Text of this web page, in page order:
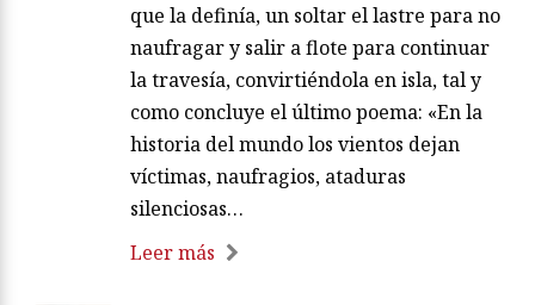
que la definía, un soltar el lastre para no
naufragar y salir a flote para continuar
la travesía, convirtiéndola en isla, tal y
como concluye el último poema: «En la
historia del mundo los vientos dejan
víctimas, naufragios, ataduras
silenciosas…
Leer más